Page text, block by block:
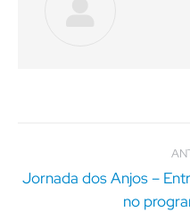
post:
Jornada dos Anjos –
no